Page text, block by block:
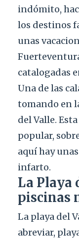
indómito,
los destinos
unas
catalogadas
Una de las
tomando en
del Valle.
popular,
aquí hay
infarto.
La Playa
piscinas
La playa del
abreviar,